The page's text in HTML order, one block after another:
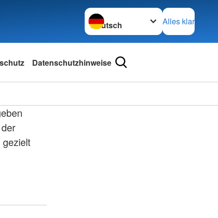
Sprache wechseln zu
Alles klar
Datenschutzhinweise